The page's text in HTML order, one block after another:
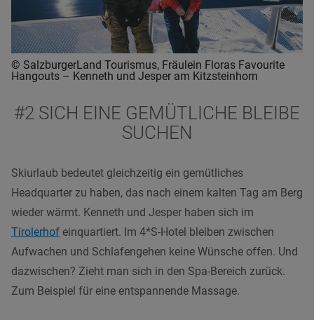
© SalzburgerLand Tourismus, Fräulein Floras Favourite
Hangouts – Kenneth und Jesper am Kitzsteinhorn
#2 SICH EINE GEMÜTLICHE BLEIBE
SUCHEN
Skiurlaub bedeutet gleichzeitig ein gemütliches
Headquarter zu haben, das nach einem kalten Tag am Berg
wieder wärmt. Kenneth und Jesper haben sich im
Tirolerhof einquartiert. Im 4*S-Hotel bleiben zwischen
Aufwachen und Schlafengehen keine Wünsche offen. Und
dazwischen? Zieht man sich in den Spa-Bereich zurück.
Zum Beispiel für eine entspannende Massage.